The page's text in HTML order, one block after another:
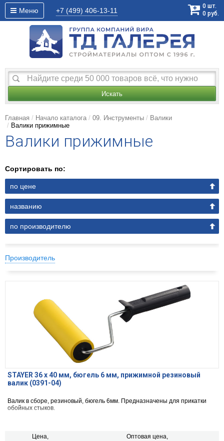
Меню +7 (499) 406-13-11
0 шт.
0 руб.
Искать
Главная Начало каталога 09. Инструменты
Валики
Валики прижимные
Валики прижимные
Сортировать по:
по цене
названию
по производителю
Производитель
STAYER 36 х 40 мм, бюгель 6 мм, прижимной резиновый
валик (0391-04)
Валик в сборе, резиновый, бюгель 6мм. Предназначены для прикатки
обойных стыков.
Цена, Оптовая цена,